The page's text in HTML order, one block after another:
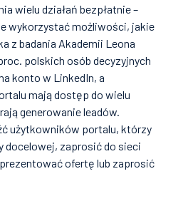
wielu działań bezpłatnie –
wykorzystać możliwości, jakie
z badania Akademii Leona
polskich osób decyzyjnych
konto w LinkedIn, a
mają dostęp do wielu
generowanie leadów.
użytkowników portalu, którzy
docelowej, zaprosić do sieci
ofertę lub zaprosić